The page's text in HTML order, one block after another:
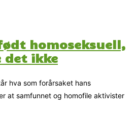
homoseksuell,
det ikke
hva som forårsaket hans
at samfunnet og homofile aktivister